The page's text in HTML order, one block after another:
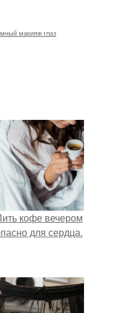
макияж глаз
кофе вечером
для сердца.